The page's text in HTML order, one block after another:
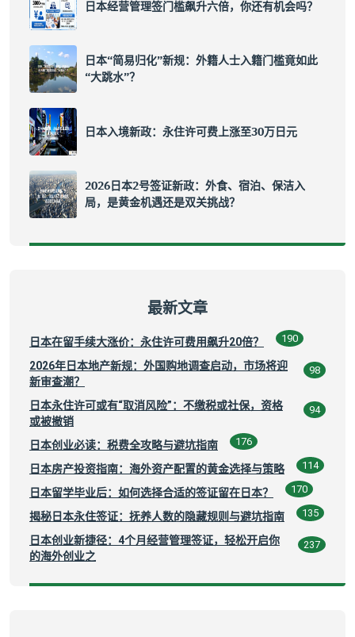
日本经营管理签门槛飙升六倍，你还有机会吗？
日本“简易归化”新规：外籍人士入籍门槛竟如此
“大跳水”？
日本入境新政：永住许可费上涨至30万日元
2026日本2号签证新政：外食、宿泊、保洁入
局，是黄金机遇还是双关挑战？
最新文章
日本在留手续大涨价：永住许可费用飙升20倍？ 190
2026年日本地产新规：外国购地调查启动，市场将迎
新审查潮？
98
日本永住许可或有“取消风险”：不缴税或社保，资格
或被撤销
94
日本创业必读：税费全攻略与避坑指南 176
日本房产投资指南：海外资产配置的黄金选择与策略 114
日本留学毕业后：如何选择合适的签证留在日本？ 170
揭秘日本永住签证：抚养人数的隐藏规则与避坑指南 135
日本创业新捷径：4个月经营管理签证，轻松开启你
的海外创业之
237